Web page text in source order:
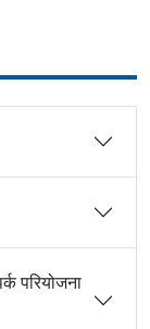
परियोजना